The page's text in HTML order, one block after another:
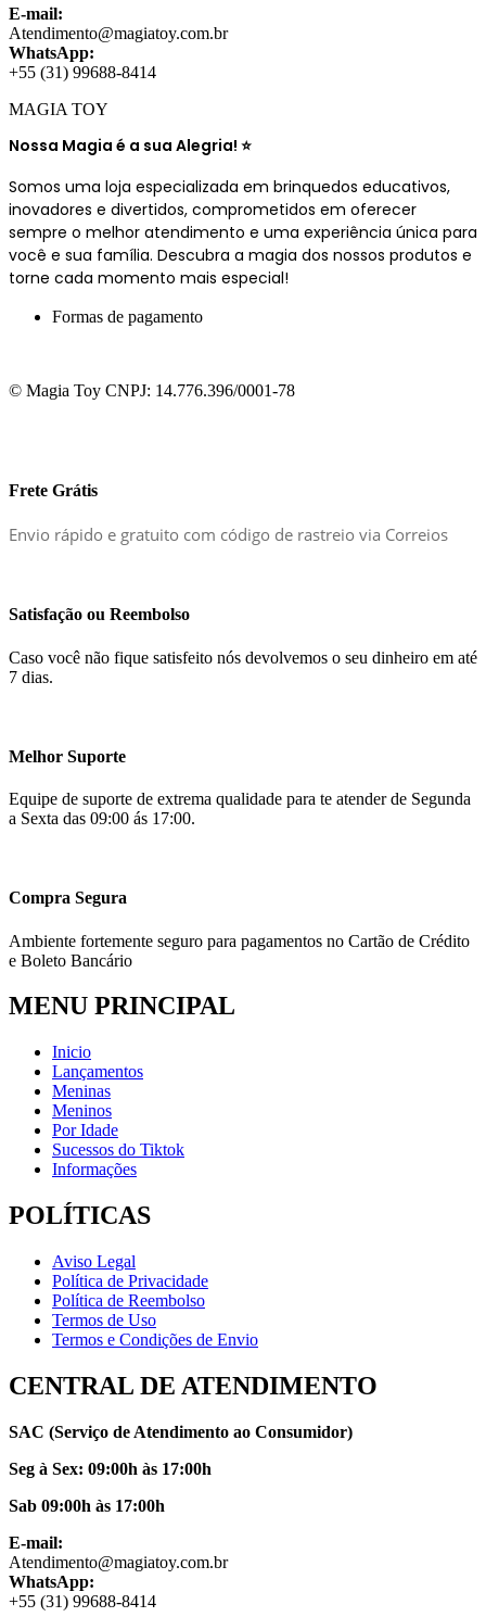
E-mail:
Atendimento@magiatoy.com.br
WhatsApp:
+55 (31) 99688-8414
MAGIA TOY
Nossa Magia é a sua Alegria! ⭐
Somos uma loja especializada em brinquedos educativos,
inovadores e divertidos, comprometidos em oferecer
sempre o melhor atendimento e uma experiência única para
você e sua família. Descubra a magia dos nossos produtos e
torne cada momento mais especial!
Formas de pagamento
© Magia Toy CNPJ: 14.776.396/0001-78
Frete Grátis
Envio rápido e gratuito com código de rastreio via Correios
Satisfação ou Reembolso
Caso você não fique satisfeito nós devolvemos o seu dinheiro em até
7 dias.
Melhor Suporte
Equipe de suporte de extrema qualidade para te atender de Segunda
a Sexta das 09:00 ás 17:00.
Compra Segura
Ambiente fortemente seguro para pagamentos no Cartão de Crédito
e Boleto Bancário
MENU PRINCIPAL
Inicio
Lançamentos
Meninas
Meninos
Por Idade
Sucessos do Tiktok
Informações
POLÍTICAS
Aviso Legal
Política de Privacidade
Política de Reembolso
Termos de Uso
Termos e Condições de Envio
CENTRAL DE ATENDIMENTO
SAC (Serviço de Atendimento ao Consumidor)
Seg à Sex: 09:00h às 17:00h
Sab 09:00h às 17:00h
E-mail:
Atendimento@magiatoy.com.br
WhatsApp:
+55 (31) 99688-8414